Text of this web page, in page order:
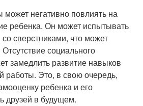
негативно повлиять на
ребенка. Он может испытывать
сверстниками, что может
социального
замедлить развитие навыков
работы. Это, в свою очередь,
ребенка и его
друзей в будущем.